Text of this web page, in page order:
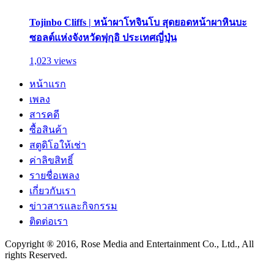
Tojinbo Cliffs | หน้าผาโทจินโบ สุดยอดหน้าผาหินบะ
ซอลต์แห่งจังหวัดฟุกุอิ ประเทศญี่ปุ่น
1,023 views
หน้าแรก
เพลง
สารคดี
ซื้อสินค้า
สตูดิโอให้เช่า
ค่าลิขสิทธิ์
รายชื่อเพลง
เกี่ยวกับเรา
ข่าวสารและกิจกรรม
ติดต่อเรา
Copyright ® 2016, Rose Media and Entertainment Co., Ltd., All
rights Reserved.